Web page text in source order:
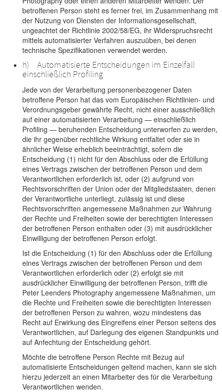
betroffenen Person steht es ferner frei, im Zusammenhang mit
der Nutzung von Diensten der Informationsgesellschaft,
ungeachtet der Richtlinie 2002/58/EG, ihr Widerspruchsrecht
mittels automatisierter Verfahren auszuüben, bei denen
technische Spezifikationen verwendet werden.
h) Automatisierte Entscheidungen im Einzelfall
einschließlich Profiling
Jede von der Verarbeitung personenbezogener Daten
betroffene Person hat das vom Europäischen Richtlinien- und
Verordnungsgeber gewährte Recht, nicht einer ausschließlich
auf einer automatisierten Verarbeitung — einschließlich
Profiling — beruhenden Entscheidung unterworfen zu werden,
die ihr gegenüber rechtliche Wirkung entfaltet oder sie in
ähnlicher Weise erheblich beeinträchtigt, sofern die
Entscheidung (1) nicht für den Abschluss oder die Erfüllung
eines Vertrags zwischen der betroffenen Person und dem
Verantwortlichen erforderlich ist, oder (2) aufgrund von
Rechtsvorschriften der Union oder der Mitgliedstaaten, denen
der Verantwortliche unterliegt, zulässig ist und diese
Rechtsvorschriften angemessene Maßnahmen zur Wahrung
der Rechte und Freiheiten sowie der berechtigten Interessen
der betroffenen Person enthalten oder (3) mit ausdrücklicher
Einwilligung der betroffenen Person erfolgt.
Ist die Entscheidung (1) für den Abschluss oder die Erfüllung
eines Vertrags zwischen der betroffenen Person und dem
Verantwortlichen erforderlich oder (2) erfolgt sie mit
ausdrücklicher Einwilligung der betroffenen Person, trifft die
Peter Leenders Photography angemessene Maßnahmen, um
die Rechte und Freiheiten sowie die berechtigten Interessen
der betroffenen Person zu wahren, wozu mindestens das
Recht auf Erwirkung des Eingreifens einer Person seitens des
Verantwortlichen, auf Darlegung des eigenen Standpunkts und
auf Anfechtung der Entscheidung gehört.
Möchte die betroffene Person Rechte mit Bezug auf
automatisierte Entscheidungen geltend machen, kann sie sich
hierzu jederzeit an einen Mitarbeiter des für die Verarbeitung
Verantwortlichen wenden.